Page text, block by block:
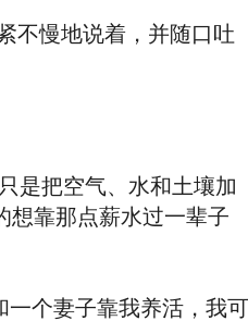
不慢地说着，并随口吐
是把空气、水和土壤加
想靠那点薪水过一辈子
个妻子靠我养活，我可